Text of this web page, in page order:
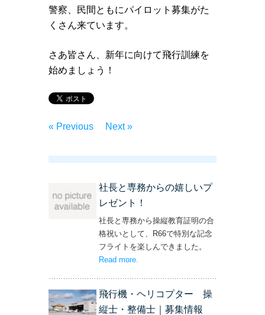
警察、民間ともにパイロット募集がた
くさん来ています。
さあ皆さん、新年に向けて飛行訓練を
始めましょう！
« Previous Next »
社長と専務からの嬉しいプ
レゼント！
社長と専務から操縦教育証明の合
格祝いとして、R66で特別な記念
フライトを楽しんできました。
Read more
飛行機・ヘリコプター 操
縦士・整備士｜募集情報